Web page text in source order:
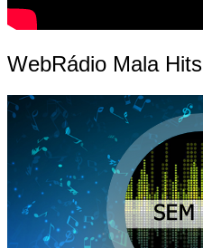
WebRádio Mala Hits